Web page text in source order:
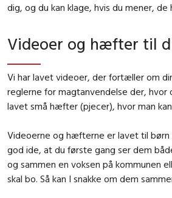
dig, og du kan klage, hvis du mener,
Videoer og hæfter til
Vi har lavet videoer, der fortæller om
reglerne for magtanvendelse der, hvor
lavet små hæfter (pjecer), hvor man
Videoerne og hæfterne er lavet til børn
god ide, at du første gang ser dem
og sammen en voksen på kommunen
skal bo. Så kan I snakke om dem